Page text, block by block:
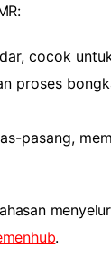
cocok
proses
pasang,
.